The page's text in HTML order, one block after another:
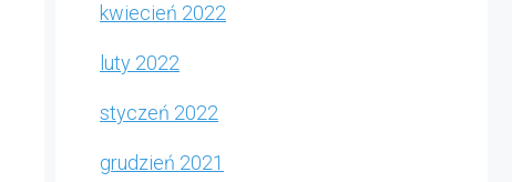
kwiecień 2022
luty 2022
styczeń 2022
grudzień 2021